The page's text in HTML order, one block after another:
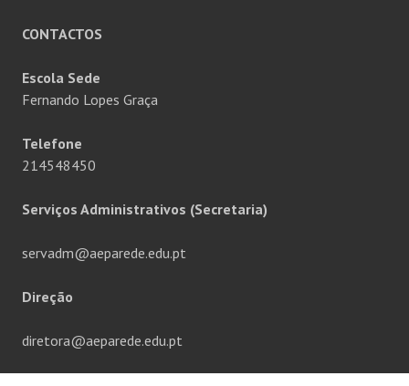
CONTACTOS
Escola Sede
Fernando Lopes Graça
Telefone
214548450
Serviços Administrativos (Secretaria)
servadm@aeparede.edu.pt
Direção
diretora@aeparede.edu.pt